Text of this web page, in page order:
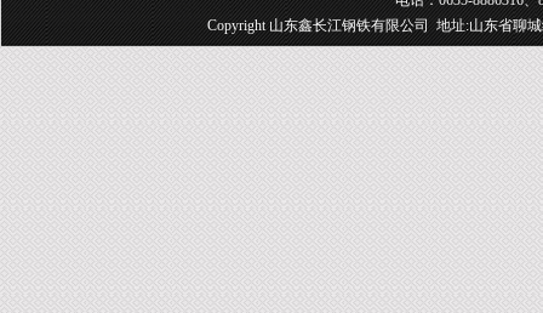
Copyright 山东鑫长江钢铁有限公司 地址:山东省聊